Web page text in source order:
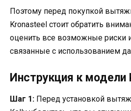
Поэтому перед покупкой
Kronasteel стоит обратить
оценить все возможные риски
связанные с использованием
Инструкция к модели
Шаг 1: Перед установкой